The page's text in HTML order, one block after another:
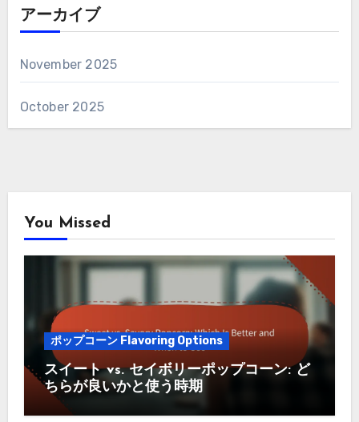
アーカイブ
November 2025
October 2025
You Missed
ポップコーン Flavoring Options
スイート vs. セイボリーポップコーン: ど
ちらが良いかと使う時期